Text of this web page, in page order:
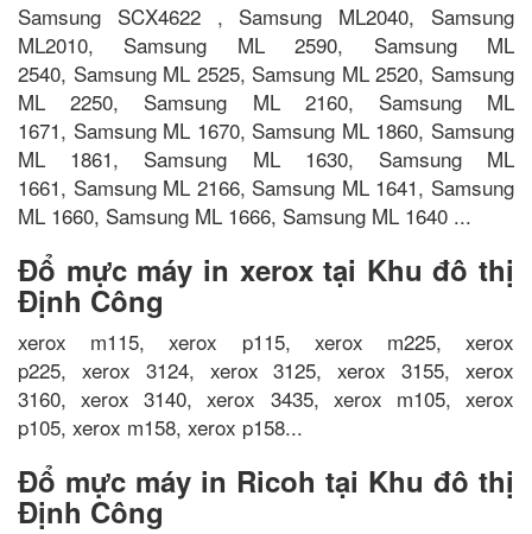
Samsung SCX4622 , Samsung ML2040, Samsung
ML2010, Samsung ML 2590, Samsung ML
2540, Samsung ML 2525, Samsung ML 2520, Samsung
ML 2250, Samsung ML 2160, Samsung ML
1671, Samsung ML 1670, Samsung ML 1860, Samsung
ML 1861, Samsung ML 1630, Samsung ML
1661, Samsung ML 2166, Samsung ML 1641, Samsung
ML 1660, Samsung ML 1666, Samsung ML 1640 ...
Đổ mực máy in xerox tại Khu đô thị
Định Công
xerox m115, xerox p115, xerox m225, xerox
p225, xerox 3124, xerox 3125, xerox 3155, xerox
3160, xerox 3140, xerox 3435, xerox m105, xerox
p105, xerox m158, xerox p158...
Đổ mực máy in Ricoh tại Khu đô thị
Định Công